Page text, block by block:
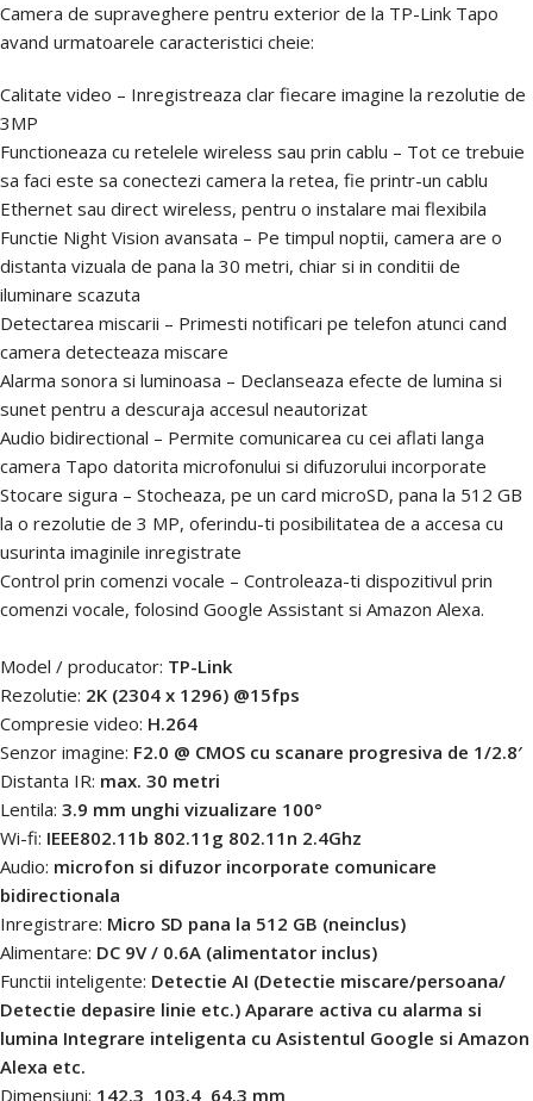
Camera de supraveghere pentru exterior de la TP-Link Tapo
avand urmatoarele caracteristici cheie:
Calitate video – Inregistreaza clar fiecare imagine la rezolutie de
3MP
Functioneaza cu retelele wireless sau prin cablu – Tot ce trebuie
sa faci este sa conectezi camera la retea, fie printr-un cablu
Ethernet sau direct wireless, pentru o instalare mai flexibila
Functie Night Vision avansata – Pe timpul noptii, camera are o
distanta vizuala de pana la 30 metri, chiar si in conditii de
iluminare scazuta
Detectarea miscarii – Primesti notificari pe telefon atunci cand
camera detecteaza miscare
Alarma sonora si luminoasa – Declanseaza efecte de lumina si
sunet pentru a descuraja accesul neautorizat
Audio bidirectional – Permite comunicarea cu cei aflati langa
camera Tapo datorita microfonului si difuzorului incorporate
Stocare sigura – Stocheaza, pe un card microSD, pana la 512 GB
la o rezolutie de 3 MP, oferindu-ti posibilitatea de a accesa cu
usurinta imaginile inregistrate
Control prin comenzi vocale – Controleaza-ti dispozitivul prin
comenzi vocale, folosind Google Assistant si Amazon Alexa.
Model / producator: TP-Link
Rezolutie: 2K (2304 x 1296) @15fps
Compresie video: H.264
Senzor imagine: F2.0 @ CMOS cu scanare progresiva de 1/2.8′
Distanta IR: max. 30 metri
Lentila: 3.9 mm unghi vizualizare 100°
Wi-fi: IEEE802.11b 802.11g 802.11n 2.4Ghz
Audio: microfon si difuzor incorporate comunicare
bidirectionala
Inregistrare: Micro SD pana la 512 GB (neinclus)
Alimentare: DC 9V / 0.6A (alimentator inclus)
Functii inteligente: Detectie AI (Detectie miscare/persoana/
Detectie depasire linie etc.) Aparare activa cu alarma si
lumina Integrare inteligenta cu Asistentul Google si Amazon
Alexa etc.
Dimensiuni: 142.3  103.4  64.3 mm